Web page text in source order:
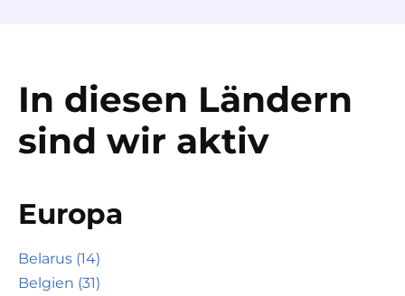
In diesen Ländern
sind wir aktiv
Europa
Belarus (14)
Belgien (31)